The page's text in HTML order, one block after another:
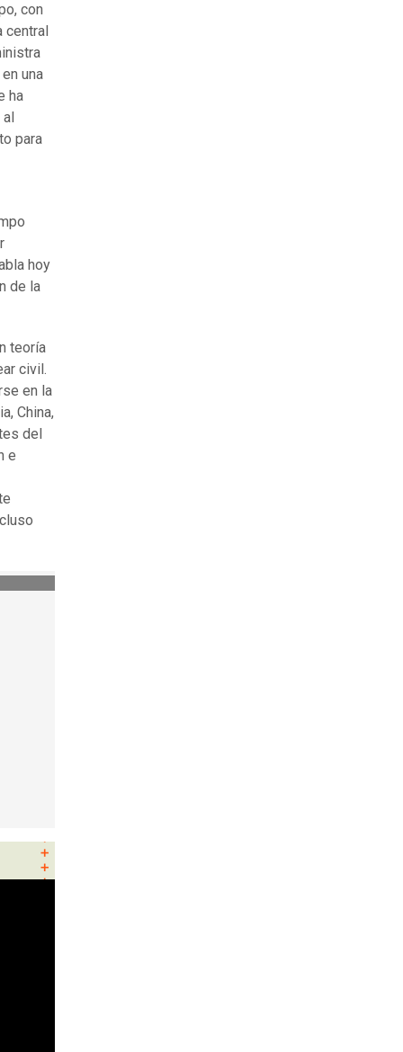
con
una
ha
para
hoy
de la
teoría
civil.
en la
China,
del
e